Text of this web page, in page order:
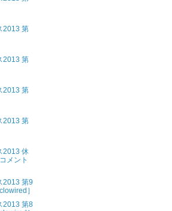
2013 第
2013 第
2013 第
2013 第
2013 休
メント
2013 第9
］
2013 第8